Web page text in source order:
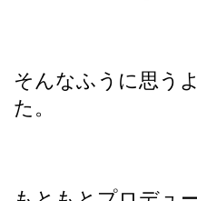
そんなふうに思う
た。